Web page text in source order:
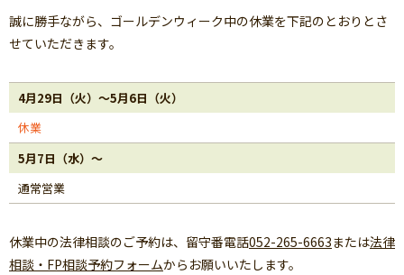
誠に勝手ながら、ゴールデンウィーク中の休業を下記のとおりとさ
せていただきます。
4月29日（火）～5月6日（火）
休業
5月7日（水）～
通常営業
休業中の法律相談のご予約は、留守番電話052-265-6663または法律
相談・FP相談予約フォームからお願いいたします。